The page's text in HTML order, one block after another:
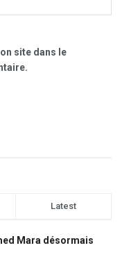
site dans le
Latest
Mara désormais